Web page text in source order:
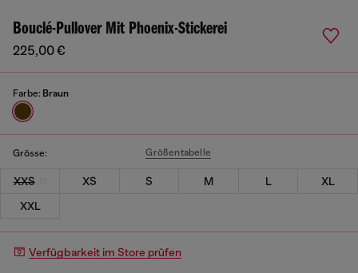
Bouclé-Pullover Mit Phoenix-Stickerei
225,00 €
Farbe: Braun
Grösse: Größentabelle
XXS XS S M L
XL
XXL
Verfügbarkeit im Store prüfen